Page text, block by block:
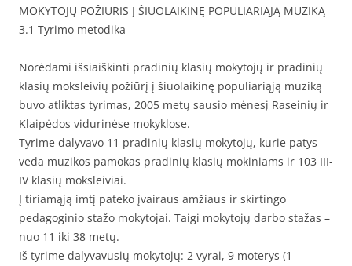
MOKYTOJŲ POŽIŪRIS Į ŠIUOLAIKINĘ POPULIARIĄJĄ MUZIKĄ
3.1 Tyrimo metodika
Norėdami išsiaiškinti pradinių klasių mokytojų ir pradinių
klasių moksleivių požiūrį į šiuolaikinę populiariąją muziką
buvo atliktas tyrimas, 2005 metų sausio mėnesį Raseinių ir
Klaipėdos vidurinėse mokyklose.
Tyrime dalyvavo 11 pradinių klasių mokytojų, kurie patys
veda muzikos pamokas pradinių klasių mokiniams ir 103 III-
IV klasių moksleiviai.
Į tiriamąją imtį pateko įvairaus amžiaus ir skirtingo
pedagoginio stažo mokytojai. Taigi mokytojų darbo stažas –
nuo 11 iki 38 metų.
Iš tyrime dalyvavusių mokytojų: 2 vyrai, 9 moterys (1